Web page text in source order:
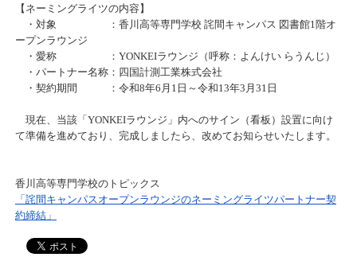
【ネーミングライツの内容】
・対象 ：香川高等専門学校 詫間キャンパス 図書館1階オ
ープンラウンジ
・愛称 ：YONKEIラウンジ（呼称：よんけい らうんじ）
・パートナー名称：四国計測工業株式会社
・契約期間 ：令和8年6月1日～令和13年3月31日
現在、当該「YONKEIラウンジ」内へのサイン（看板）設置に向け
て準備を進めており、完成しましたら、改めてお知らせいたします。
香川高等専門学校のトピックス
「詫間キャンパスオープンラウンジのネーミングライツパートナー契
約締結」